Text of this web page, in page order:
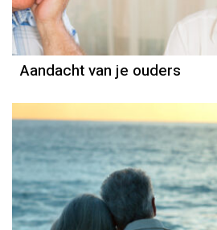
Aandacht van je ouders